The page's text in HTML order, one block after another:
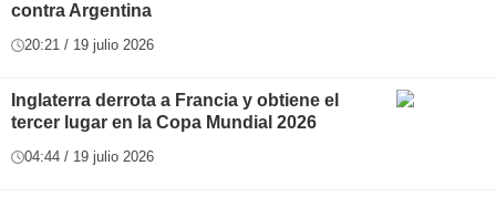
contra Argentina
20:21 / 19 julio 2026
Inglaterra derrota a Francia y obtiene el
tercer lugar en la Copa Mundial 2026
04:44 / 19 julio 2026